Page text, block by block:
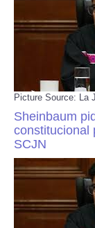
Picture Source: La
Sheinbaum
constitucional
SCJN